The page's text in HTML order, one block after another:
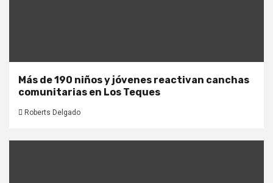
Más de 190 niños y jóvenes reactivan canchas
comunitarias en Los Teques
Roberts Delgado